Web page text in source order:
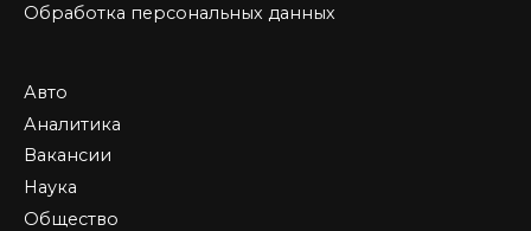
Обработка персональных данных
Авто
Аналитика
Вакансии
Наука
Общество